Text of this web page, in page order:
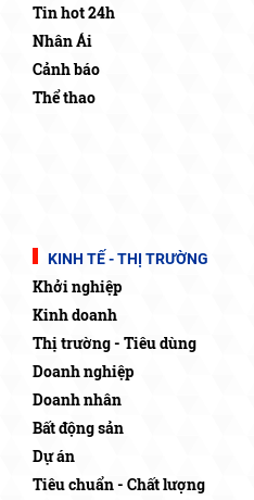
Tin hot 24h
Nhân Ái
Cảnh báo
Thể thao
KINH TẾ - THỊ TRƯỜNG
Khởi nghiệp
Kinh doanh
Thị trường - Tiêu dùng
Doanh nghiệp
Doanh nhân
Bất động sản
Dự án
Tiêu chuẩn - Chất lượng